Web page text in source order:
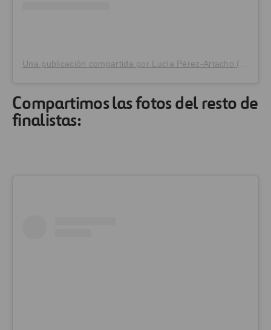
Una publicación compartida por Lucía Pérez-Artacho (@luciadot_)
Compartimos las fotos del resto de
finalistas: